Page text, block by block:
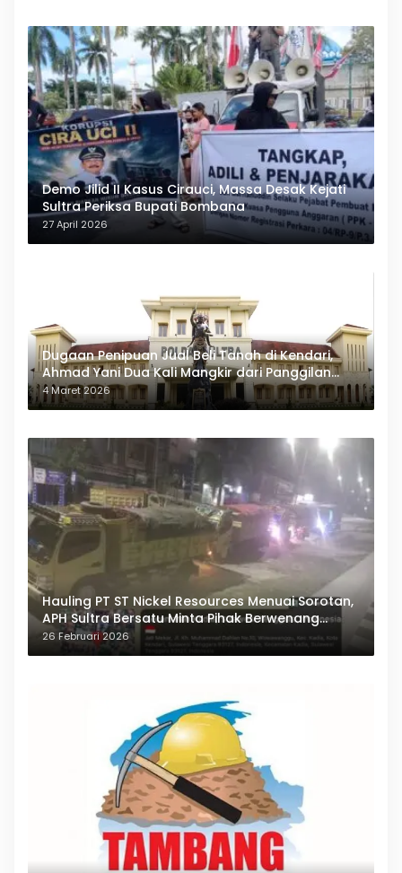
Demo Jilid II Kasus Cirauci, Massa Desak Kejati
Sultra Periksa Bupati Bombana
27 April 2026
Dugaan Penipuan Jual Beli Tanah di Kendari,
Ahmad Yani Dua Kali Mangkir dari Panggilan
Polda Sultra
4 Maret 2026
Hauling PT ST Nickel Resources Menuai Sorotan,
APH Sultra Bersatu Minta Pihak Berwenang
Bertindak
26 Februari 2026